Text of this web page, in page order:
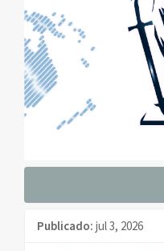
Publicado: jul 3, 2026